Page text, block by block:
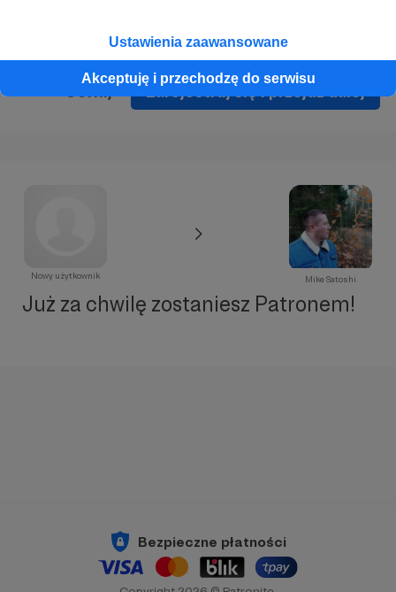
Ustawienia zaawansowane
Akceptuję i przechodzę do serwisu
Zarejestruj się i przejdź dalej
Nowy użytkownik Mike Satoshi
Już za chwilę zostaniesz Patronem!
Bezpieczne płatności